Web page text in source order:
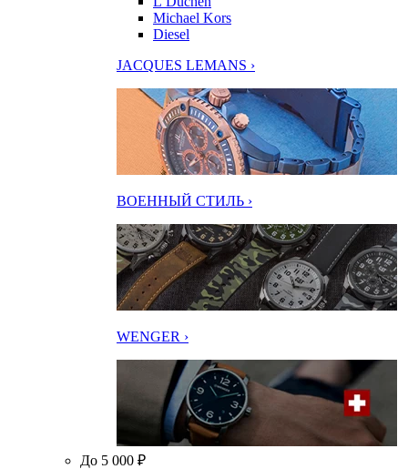
Michael Kors
Diesel
JACQUES LEMANS ›
ВОЕННЫЙ СТИЛЬ ›
WENGER ›
До 5 000 ₽